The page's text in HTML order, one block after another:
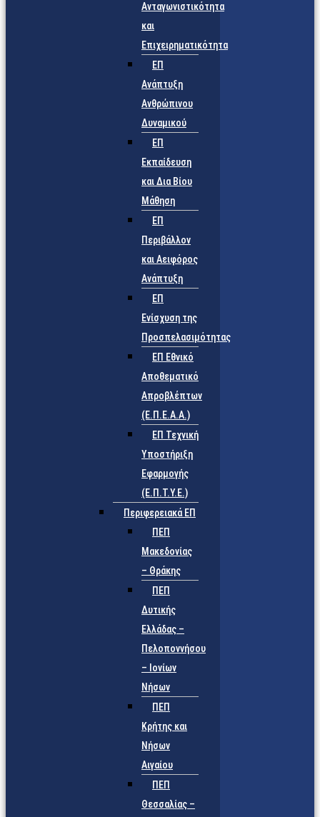
Ανταγωνιστικότητα
και
Επιχειρηματικότητα
ΕΠ
Ανάπτυξη
Ανθρώπινου
Δυναμικού
ΕΠ
Εκπαίδευση
και Δια Βίου
Μάθηση
ΕΠ
Περιβάλλον
και Αειφόρος
Ανάπτυξη
ΕΠ
Ενίσχυση της
Προσπελασιμότητας
ΕΠ Εθνικό
Αποθεματικό
Απροβλέπτων
(Ε.Π.Ε.Α.Α.)
ΕΠ Τεχνική
Υποστήριξη
Εφαρμογής
(Ε.Π.Τ.Υ.Ε.)
Περιφερειακά ΕΠ
ΠΕΠ
Μακεδονίας
– Θράκης
ΠΕΠ
Δυτικής
Ελλάδας –
Πελοποννήσου
– Ιονίων
Νήσων
ΠΕΠ
Κρήτης και
Νήσων
Αιγαίου
ΠΕΠ
Θεσσαλίας –